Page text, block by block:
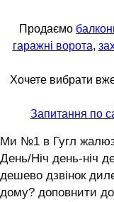
Продаємо
гаражні ворота,
Хочете вибрати вже
Запитання по
Ми №1 в Гугл
День/Ніч день-ніч
дешево дзвінок
дому? доповнити